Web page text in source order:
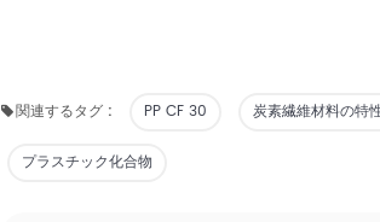
関連するタグ : PP CF 30 炭素繊維材料の特
プラスチック化合物